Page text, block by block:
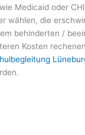
Medicaid oder
wählen, die
behinderten /
Kosten